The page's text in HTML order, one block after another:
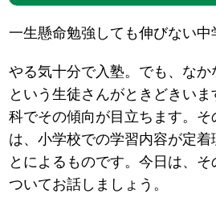
一生懸命勉強しても伸びない
やる気十分で入塾。でも、な
という生徒さんがときどきい
科でその傾向が目立ちます。
は、小学校での学習内容が定着
とによるものです。今日は、
ついてお話しましょう。